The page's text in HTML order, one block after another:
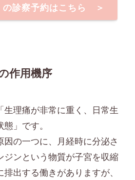
の診察予約はこちら ＞
作用機序
生理痛が非常に重く、日常生
」です。
因の一つに、月経時に分泌さ
ジンという物質が子宮を収縮
出する働きがありますが、